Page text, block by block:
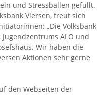
und Stressbällen gefüllt.
Viersen, freut sich
„Die Volksbank
ALO und
Wir haben die
Aktionen sehr gerne
den Webseiten der